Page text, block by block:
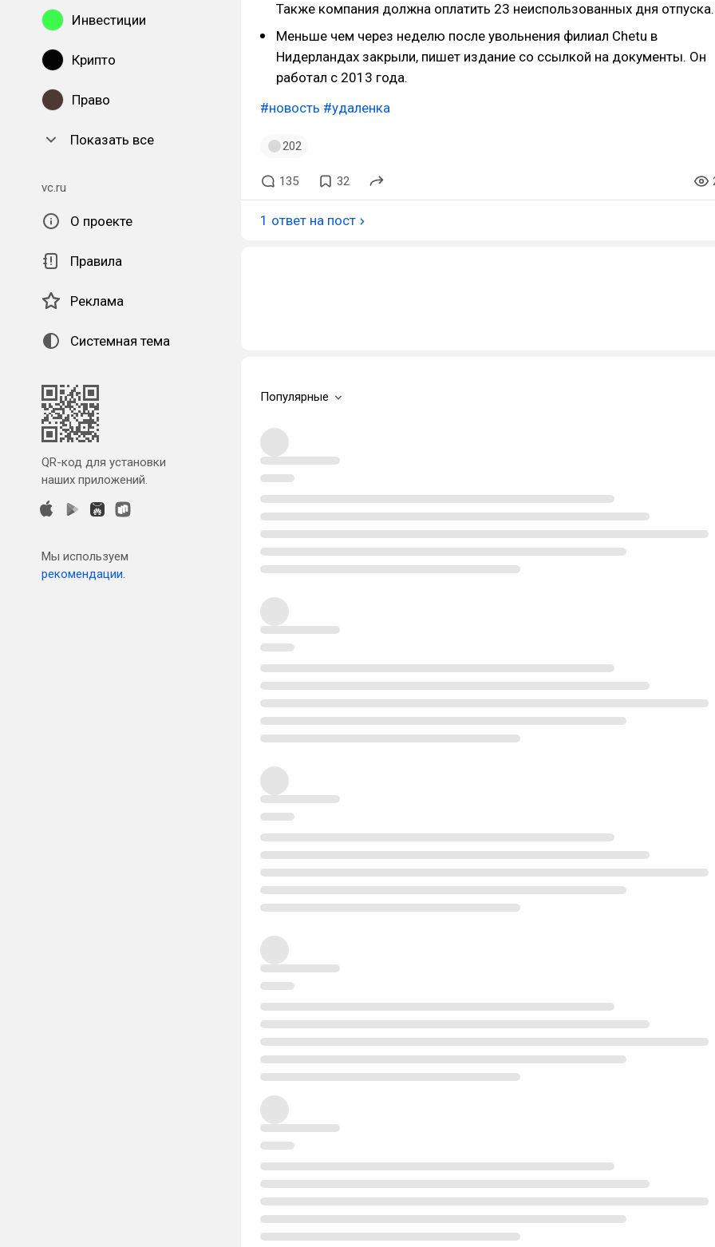
Инвестиции
Крипто
Право
Показать все
vc.ru
О проекте
Правила
Реклама
Системная тема
QR-код для установки
наших приложений.
Мы используем
рекомендации.
Также компания должна оплатить 23 неиспользованных дня отпуска.
Меньше чем через неделю после увольнения филиал Chetu в
Нидерландах закрыли, пишет издание со ссылкой на документы. Он
работал с 2013 года.
#новость #удаленка
202
135 32
1 ответ на пост
Популярные